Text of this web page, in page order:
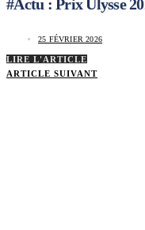
#Actu : Prix Ulysse
25 FÉVRIER 2026
LIRE L'ARTICLE
ARTICLE SUIVANT